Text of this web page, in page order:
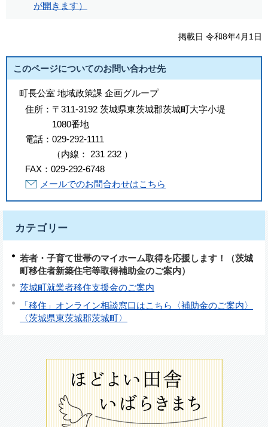
が開きます）
掲載日 令和8年4月1日
このページについてのお問い合わせ先
町長公室 地域政策課 企画グループ
住所： 〒311-3192 茨城県東茨城郡茨城町大字小堤
1080番地
電話： 029-292-1111
（内線 ： 231 232 ）
FAX： 029-292-6748
メールでのお問合わせはこちら
カテゴリー
若者・子育て世帯のマイホーム取得を応援します！（茨城
町移住者新築住宅等取得補助金のご案内）
茨城町就業者移住支援金のご案内
「移住」オンライン相談窓口はこちら〈補助金のご案内〉
〈茨城県東茨城郡茨城町〉